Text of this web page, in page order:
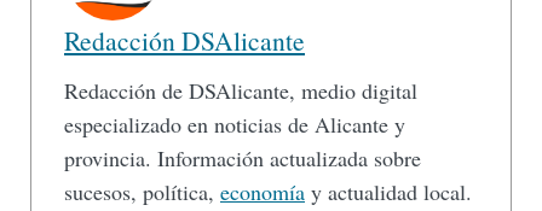
Redacción DSAlicante
Redacción de DSAlicante, medio digital
especializado en noticias de Alicante y
provincia. Información actualizada sobre
sucesos, política, economía y actualidad local.